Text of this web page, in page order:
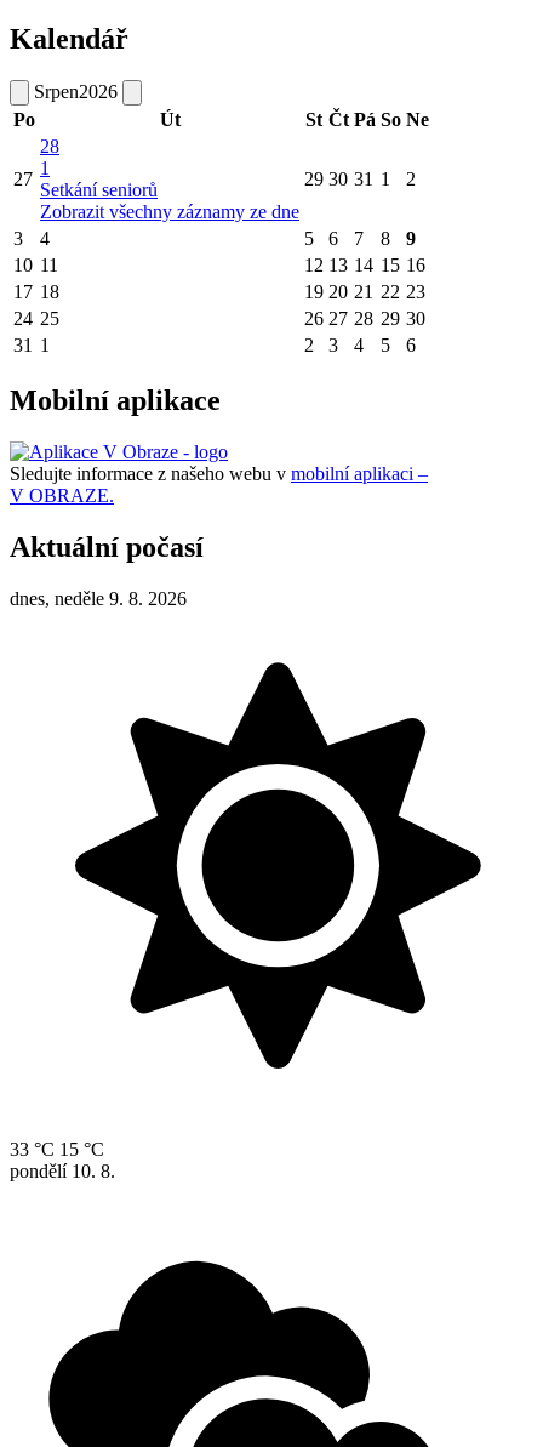
Kalendář
Srpen2026
Po
Út St Čt Pá So Ne
27
28
1
Setkání seniorů
Zobrazit všechny záznamy ze dne
29 30 31 1 2
3 4 5 6 7 8
9
10 11 12 13 14 15 16
17 18 19 20 21 22 23
24 25 26 27 28 29 30
31 1 2 3 4 5 6
Mobilní aplikace
Sledujte informace z našeho webu v mobilní aplikaci –
V OBRAZE.
Aktuální počasí
dnes, neděle 9. 8. 2026
33 °C 15 °C
pondělí 10. 8.